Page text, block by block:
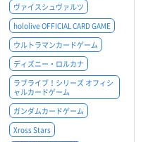
ヴァイスシュヴァルツ
hololive OFFICIAL CARD GAME
ウルトラマンカードゲーム
ディズニー・ロルカナ
ラブライブ！シリーズ オフィシ
ャルカードゲーム
ガンダムカードゲーム
Xross Stars